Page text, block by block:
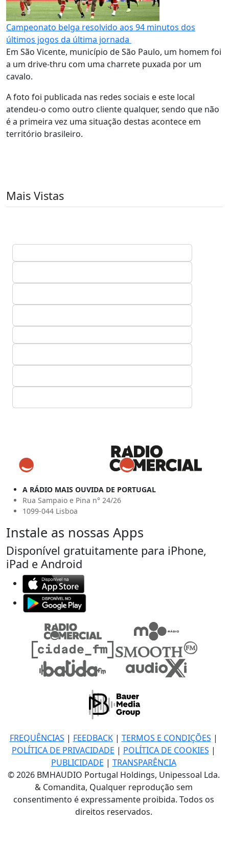
Campeonato belga resolvido aos 94 minutos dos
últimos jogos da última jornada
Em São Vicente, município de São Paulo, um homem foi
a um drive-thru com uma charrete puxada por um
cavalo.
A foto foi publicada nas redes sociais e este local
atendeu-o como outro cliente qualquer, sendo que não
é a primeira vez uma situação destas acontece em
território brasileiro.
Mais Vistas
A RÁDIO MAIS OUVIDA DE PORTUGAL
Rua Sampaio e Pina n° 24/26
1099-044 Lisboa
Instale as nossas Apps
Disponível gratuitamente para iPhone,
iPad e Android
FREQUÊNCIAS | FEEDBACK| TERMOS E CONDIÇÕES |
POLÍTICA DE PRIVACIDADE | POLÍTICA DE COOKIES |
PUBLICIDADE | TRANSPARÊNCIA
© 2026 BMHAUDIO Portugal Holdings, Unipessoal Lda.
& Comandita, Qualquer reprodução sem
consentimento é expressamente proibida. Todos os
direitos reservados.